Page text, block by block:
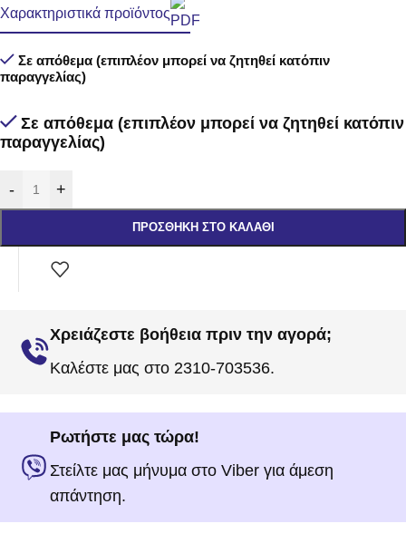
Χαρακτηριστικά προϊόντος
Σε απόθεμα (επιπλέον μπορεί να ζητηθεί κατόπιν
παραγγελίας)
Σε απόθεμα (επιπλέον μπορεί να ζητηθεί κατόπιν
παραγγελίας)
- +
ΠΡΟΣΘΉΚΗ ΣΤΟ ΚΑΛΆΘΙ
Χρειάζεστε βοήθεια πριν την αγορά;
Καλέστε μας στο 2310-703536.
Ρωτήστε μας τώρα!
Στείλτε μας μήνυμα στο Viber για άμεση
απάντηση.